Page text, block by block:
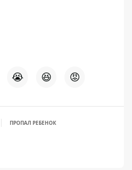
😭 😆 😡
ПРОПАЛ РЕБЕНОК